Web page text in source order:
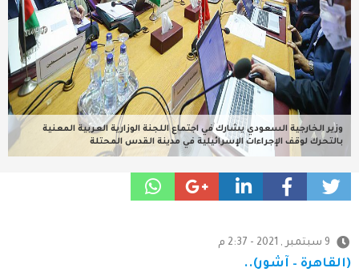
وزير الخارجية السعودي يشارك في اجتماع اللجنة الوزارية العربية المعنية
بالتحرك لوقف الإجراءات الإسرائيلية في مدينة القدس المحتلة
9 سبتمبر , 2021 - 2:37 م
(القاهرة – آشور)..